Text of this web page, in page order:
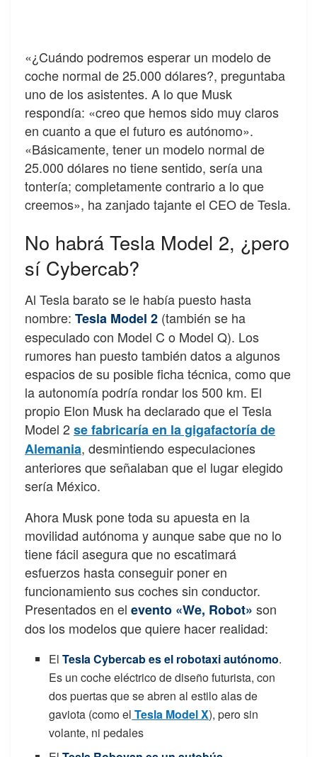
«¿Cuándo podremos esperar un modelo de
coche normal de 25.000 dólares?, preguntaba
uno de los asistentes. A lo que Musk
respondía: «creo que hemos sido muy claros
en cuanto a que el futuro es autónomo».
«Básicamente, tener un modelo normal de
25.000 dólares no tiene sentido, sería una
tontería; completamente contrario a lo que
creemos», ha zanjado tajante el CEO de Tesla.
No habrá Tesla Model 2, ¿pero
sí Cybercab?
Al Tesla barato se le había puesto hasta
nombre: Tesla Model 2 (también se ha
especulado con Model C o Model Q). Los
rumores han puesto también datos a algunos
espacios de su posible ficha técnica, como que
la autonomía podría rondar los 500 km. El
propio Elon Musk ha declarado que el Tesla
Model 2se fabricaría en la gigafactoría de
Alemania, desmintiendo especulaciones
anteriores que señalaban que el lugar elegido
sería México.
Ahora Musk pone toda su apuesta en la
movilidad autónoma y aunque sabe que no lo
tiene fácil asegura que no escatimará
esfuerzos hasta conseguir poner en
funcionamiento sus coches sin conductor.
Presentados en el evento «We, Robot» son
dos los modelos que quiere hacer realidad:
ElTesla Cybercab es el robotaxi autónomo.
Es un coche eléctrico de diseño futurista, con
dos puertas que se abren al estilo alas de
gaviota (como el Tesla Model X), pero sin
volante, ni pedales